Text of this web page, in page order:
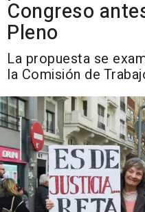
Congreso
Pleno
La propuesta se
la Comisión de